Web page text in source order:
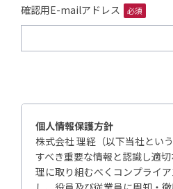
確認用E-mailアドレス 必須
個人情報保護方針
株式会社 理経（以下当社とい
すべき重要な情報と認識し適
理に取り組むべくコンプライ